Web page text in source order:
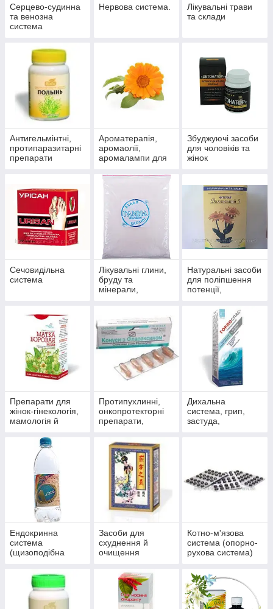
Серцево-судинна
та венозна
система
Нервова система.
Лікувальні трави
та склади
Антигельмінтні,
протипаразитарні
препарати
Ароматерапія,
аромаолії,
аромалампи для
приміщень
Збуджуючі засоби
для чоловіків та
жінок
Сечовидільна
система
Лікувальні глини,
бруду та
мінерали,
концентрати для
прийняття ванн.
Натуральні засоби
для поліпшення
потенції,
чоловічого
здоров'я
Препарати для
жінок-гінекологія,
мамологія й
Протипухлинні,
онкопротекторні
препарати,
Дихальна
система, грип,
застуда,
Ендокринна
система
(щизоподібна
діабет)
Засоби для
схуднення й
очищення
Котно-м'язова
система (опорно-
рухова система)